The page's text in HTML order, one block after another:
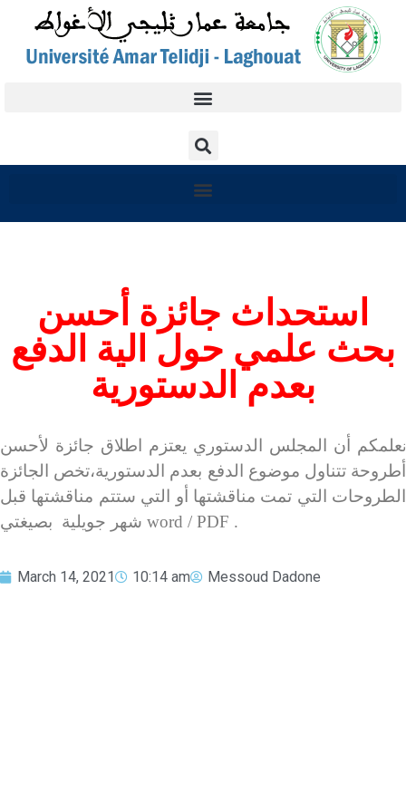
استحداث جائزة أحسن
بحث علمي حول الية الدفع
بعدم الدستورية
نعلمكم أن المجلس الدستوري يعتزم اطلاق جائزة لأحسن
أطروحة تتناول موضوع الدفع بعدم الدستورية،تخص الجائزة
الطروحات التي تمت مناقشتها أو التي ستتم مناقشتها قبل
شهر جويلية بصيغتي word / PDF .
March 14, 2021 10:14 am Messoud Dadone